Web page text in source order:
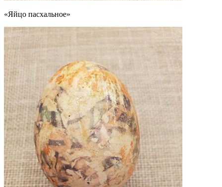
«Яйцо пасхальное»